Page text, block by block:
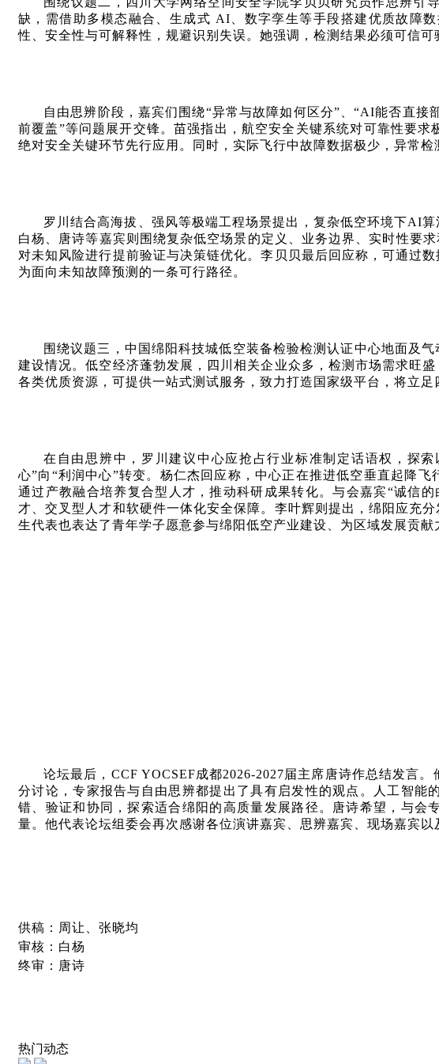
缺，需借助多模态融合、生成式 AI、数字孪生等手段搭建优质故障
性、安全性与可解释性，规避识别失误。她强调，检测结果必须可信可
自由思辨阶段，嘉宾们围绕“异常与故障如何区分”、“AI能否直
前覆盖”等问题展开交锋。苗强指出，航空安全关键系统对可靠性要
绝对安全关键环节先行应用。同时，实际飞行中故障数据极少，异常
罗川结合高海拔、强风等极端工程场景提出，复杂低空环境下AI
白杨、唐诗等嘉宾则围绕复杂低空场景的定义、业务边界、实时性要
对未知风险进行提前验证与决策链优化。李贝贝最后回应称，可通过
为面向未知故障预测的一条可行路径。
围绕议题三，中国绵阳科技城低空装备检验检测认证中心地面及
建设情况。低空经济蓬勃发展，四川相关企业众多，检测市场需求旺
各类优质资源，可提供一站式测试服务，致力打造国家级平台，将立
在自由思辨中，罗川建议中心应抢占行业标准制定话语权，探
心”向“利润中心”转变。杨仁杰回应称，中心正在推进低空垂直起降
通过产教融合培养复合型人才，推动科研成果转化。与会嘉宾“诚信
才、交叉型人才和软硬件一体化安全保障。李叶辉则提出，绵阳应充
生代表也表达了青年学子愿意参与绵阳低空产业建设、为区域发展贡献
论坛最后，CCF YOCSEF成都2026-2027届主席唐诗作总结发言
分讨论，专家报告与自由思辨都提出了具有启发性的观点。人工智
错、验证和协同，探索适合绵阳的高质量发展路径。唐诗希望，与
量。他代表论坛组委会再次感谢各位演讲嘉宾、思辨嘉宾、现场嘉宾
供稿：周让、张晓均
审核：白杨
终审：唐诗
热门动态